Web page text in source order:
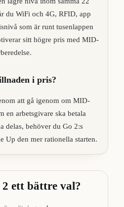
du WiFi och 4G, RFID, app
som är runt tusenlappen
sitt högre pris med MID-
i pris?
att gå igenom om MID-
en arbetsgivare ska betala
delas, behöver du Go 2:s
Up den mer rationella starten.
ett bättre val?